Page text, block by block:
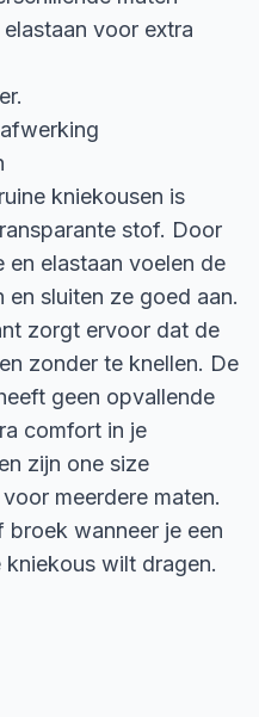
voor extra
kniekousen is
stof. Door
elastaan voelen de
en sluiten ze goed aan.
zorgt ervoor dat de
zonder te knellen. De
geen opvallende
comfort in je
zijn one size
meerdere maten.
wanneer je een
wilt dragen.